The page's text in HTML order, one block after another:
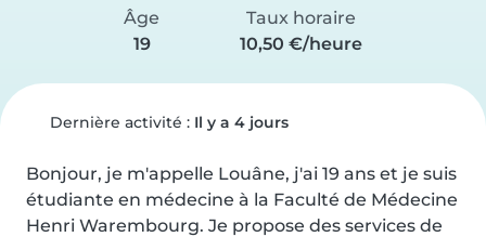
Âge
19
Taux horaire
10,50 €/heure
Dernière activité : Il y a 4 jours
Bonjour, je m'appelle Louâne, j'ai 19 ans et je suis
étudiante en médecine à la Faculté de Médecine
Henri Warembourg. Je propose des services de